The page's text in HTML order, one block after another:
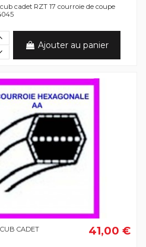
cadet RZT 17 courroie de coupe
Ajouter au panier
CADET 41,00 €